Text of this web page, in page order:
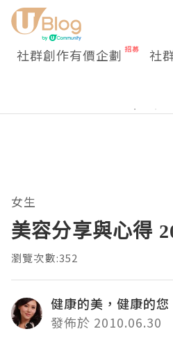
社群創作有價企劃 社
女生
美容分享與心得
瀏覽次數:352
健康的美，健康的您
發佈於 2010.06.30